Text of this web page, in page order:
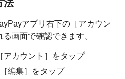
法
アプリ右下の［アカウン
画面で確認できます。
アカウント］をタップ
編集］をタップ